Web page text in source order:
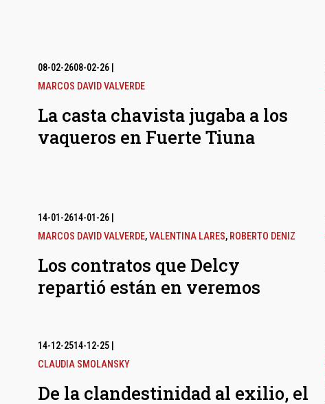
08-02-2608-02-26|
MARCOS DAVID VALVERDE
La casta chavista jugaba a los
vaqueros en Fuerte Tiuna
14-01-2614-01-26|
MARCOS DAVID VALVERDE,VALENTINA LARES, ROBERTO DENIZ
Los contratos que Delcy
repartió están en veremos
14-12-2514-12-25|
CLAUDIA SMOLANSKY
De la clandestinidad al exilio, el